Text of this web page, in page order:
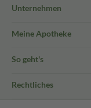
Unternehmen
Meine Apotheke
So geht's
Rechtliches